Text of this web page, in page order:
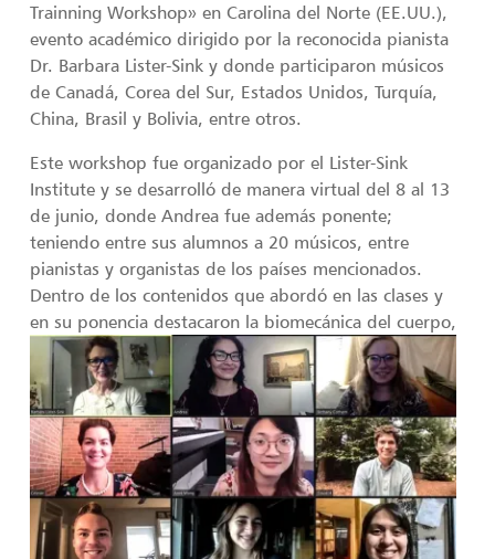
Trainning Workshop» en Carolina del Norte (EE.UU.),
evento académico dirigido por la reconocida pianista
Dr. Barbara Lister-Sink y donde participaron músicos
de Canadá, Corea del Sur, Estados Unidos, Turquía,
China, Brasil y Bolivia, entre otros.
Este workshop fue organizado por el Lister-Sink
Institute y se desarrolló de manera virtual del 8 al 13
de junio, donde Andrea fue además ponente;
teniendo entre sus alumnos a 20 músicos, entre
pianistas y organistas de los países mencionados.
Dentro de los contenidos que abordó en las clases y
en su ponencia destacaron la biomecánica del cuerpo,